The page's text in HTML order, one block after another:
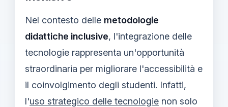
Nel contesto delle metodologie
didattiche inclusive, l'integrazione delle
tecnologie rappresenta un'opportunità
straordinaria per migliorare l'accessibilità e
il coinvolgimento degli studenti. Infatti,
l'uso strategico delle tecnologie non solo